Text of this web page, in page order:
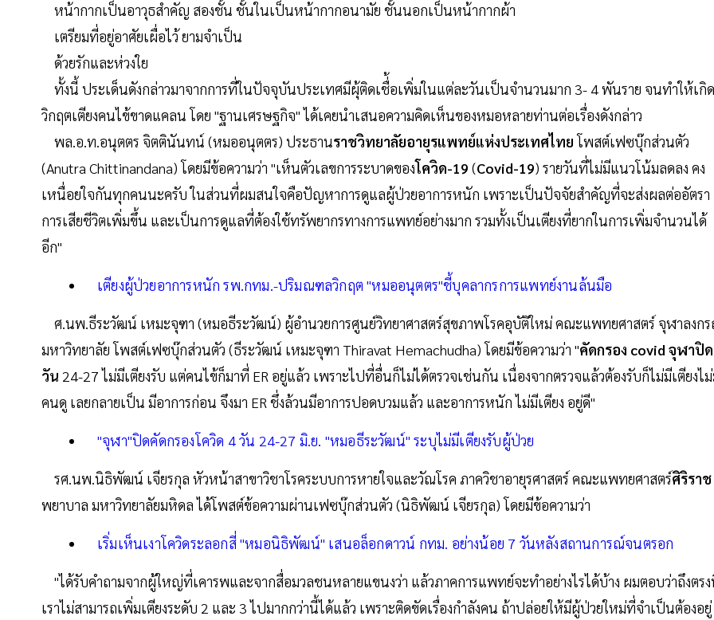
หน้ากากเป็นอาวุธสำคัญ สองชั้น ชั้นในเป็นหน้ากากอนามัย ชั้นนอกเป็นหน้ากากผ้า
เตรียมที่อยู่อาศัยเผื่อไว้ ยามจำเป็น
ด้วยรักและห่วงใย
ทั้งนี้ ประเด็นดังกล่าวมาจากการที่ในปัจจุบันประเทศมีผุ้ติดเชื่้อเพิ่มในแต่ละวันเป็นจำนวนมาก 3- 4 พันราย จนทำให้เกิด
วิกฤตเตียงคนไข้ขาดแคลน โดย "ฐานเศรษฐกิจ" ได้เคยนำเสนอความคิดเห็นของหมอหลายท่านต่อเรื่องดังกล่าว
พล.อ.ท.อนุตตร จิตตินันทน์ (หมออนุตตร) ประธานราชวิทยาลัยอายุรแพทย์แห่งประเทศไทยโพสต์เฟซบุ๊กส่วนตัว
(Anutra Chittinandana) โดยมีข้อความว่า "เห็นตัวเลขการระบาดของโควิด-19 (Covid-19) รายวันที่ไม่มีแนวโน้มลดลง คง
เหนื่อยใจกันทุกคนนะครับ ในส่วนที่ผมสนใจคือปัญหาการดูแลผู้ป่วยอาการหนัก เพราะเป็นปัจจัยสำคัญที่จะส่งผลต่ออัตรา
การเสียชีวิตเพิ่มขึ้น และเป็นการดูแลที่ต้องใช้ทรัพยากรทางการแพทย์อย่างมาก รวมทั้งเป็นเตียงที่ยากในการเพิ่มจำนวนได้
อีก"
เตียงผู้ป่วยอาการหนัก รพ.กทม.-ปริมณฑลวิกฤต "หมออนุตตร"ชี้บุคลากรการแพทย์งานล้นมือ
ศ.นพ.ธีระวัฒน์ เหมะจุฑา (หมอธีระวัฒน์) ผู้อำนวยการศูนย์วิทยาศาสตร์สุขภาพโรคอุบัติใหม่ คณะแพทยศาสตร์ จุฬาลงก
มหาวิทยาลัย โพสต์เฟซบุ๊กส่วนตัว (ธีระวัฒน์ เหมะจุฑา Thiravat Hemachudha) โดยมีข้อความว่า "คัดกรอง covid จุฬาปิ
วัน 24-27 ไม่มีเตียงรับ แต่คนไข้ก็มาที่ ER อยู่แล้ว เพราะไปที่อื่นก็ไม่ได้ตรวจเช่นกัน เนื่องจากตรวจแล้วต้องรับก็ไม่มีเตียงไ
คนดู เลยกลายเป็น มีอาการก่อน จึงมา ER ชึ่งล้วนมีอาการปอดบวมแล้ว และอาการหนัก ไม่มีเตียง อยู่ดี"
"จุฬา"ปิดคัดกรองโควิด 4 วัน 24-27 มิ.ย. "หมอธีระวัฒน์" ระบุไม่มีเตียงรับผู้ป่วย
รศ.นพ.นิธิพัฒน์ เจียรกุล หัวหน้าสาขาวิชาโรคระบบการหายใจและวัณโรค ภาควิชาอายุรศาสตร์ คณะแพทยศาสตร์ศิริราช
พยาบาล มหาวิทยาลัยมหิดล ได้โพสต์ข้อความผ่านเฟซบุ๊กส่วนตัว (นิธิพัฒน์ เจียรกุล) โดยมีข้อความว่า
เริ่มเห็นเงาโควิดระลอกสี่ "หมอนิธิพัฒน์" เสนอล็อกดาวน์ กทม. อย่างน้อย 7 วันหลังสถานการณ์จนตรอก
"ได้รับคำถามจากผู้ใหญ่ที่เคารพและจากสื่อมวลชนหลายแขนงว่า แล้วภาคการแพทย์จะทำอย่างไรได้บ้าง ผมตอบว่าถึงตร
เราไม่สามารถเพิ่มเตียงระดับ 2 และ 3 ไปมากกว่านี้ได้แล้ว เพราะติดขัดเรื่องกำลังคน ถ้าปล่อยให้มีผู้ป่วยใหม่ที่จำเป็นต้องอยู่